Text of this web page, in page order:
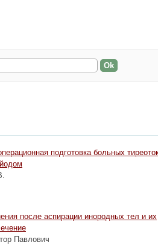
подготовка больных
после аспирации инородных тел и их
Павлович